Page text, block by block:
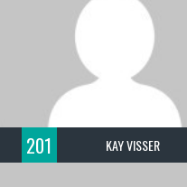
201 KAY VISSER